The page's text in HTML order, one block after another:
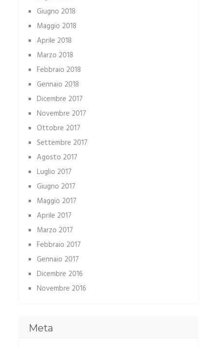
Giugno 2018
Maggio 2018
Aprile 2018
Marzo 2018
Febbraio 2018
Gennaio 2018
Dicembre 2017
Novembre 2017
Ottobre 2017
Settembre 2017
Agosto 2017
Luglio 2017
Giugno 2017
Maggio 2017
Aprile 2017
Marzo 2017
Febbraio 2017
Gennaio 2017
Dicembre 2016
Novembre 2016
Meta